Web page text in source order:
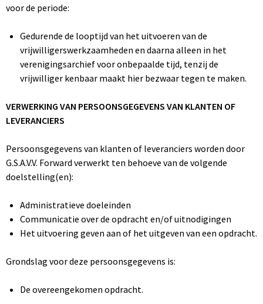
voor de periode:
Gedurende de looptijd van het uitvoeren van de
vrijwilligerswerkzaamheden en daarna alleen in het
verenigingsarchief voor onbepaalde tijd, tenzij de
vrijwilliger kenbaar maakt hier bezwaar tegen te maken.
VERWERKING VAN PERSOONSGEGEVENS VAN KLANTEN OF
LEVERANCIERS
Persoonsgegevens van klanten of leveranciers worden door
G.S.A.V.V. Forward verwerkt ten behoeve van de volgende
doelstelling(en):
Administratieve doeleinden
Communicatie over de opdracht en/of uitnodigingen
Het uitvoering geven aan of het uitgeven van een opdracht.
Grondslag voor deze persoonsgegevens is:
De overeengekomen opdracht.